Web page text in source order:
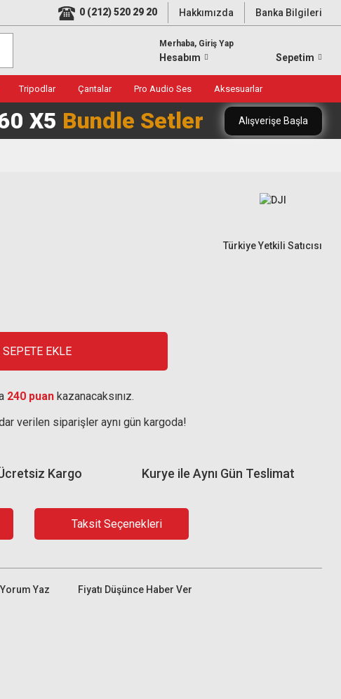
0 (212) 520 29 20 Hakkımızda Banka Bilgileri
Merhaba, Giriş Yap
Hesabım Sepetim
Tripodlar Çantalar Pro Audio Ses Aksesuarlar
X5 Bundle Setler Alışverişe Başla
Türkiye Yetkili Satıcısı
SEPETE EKLE
240 puan kazanacaksınız.
verilen siparişler aynı gün kargoda!
Kurye ile Aynı Gün Teslimat
Kargo
Taksit Seçenekleri
Yorum Yaz Fiyatı Düşünce Haber Ver